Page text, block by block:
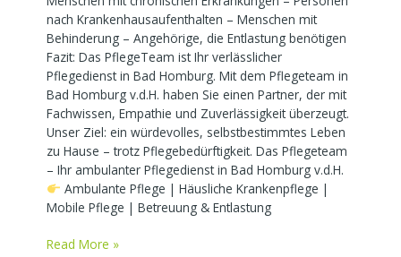
nach Krankenhausaufenthalten – Menschen mit
Behinderung – Angehörige, die Entlastung benötigen
Fazit: Das PflegeTeam ist Ihr verlässlicher
Pflegedienst in Bad Homburg. Mit dem Pflegeteam in
Bad Homburg v.d.H. haben Sie einen Partner, der mit
Fachwissen, Empathie und Zuverlässigkeit überzeugt.
Unser Ziel: ein würdevolles, selbstbestimmtes Leben
zu Hause – trotz Pflegebedürftigkeit. Das Pflegeteam
– Ihr ambulanter Pflegedienst in Bad Homburg v.d.H.
Ambulante Pflege | Häusliche Krankenpflege |
Mobile Pflege | Betreuung & Entlastung
Read More »